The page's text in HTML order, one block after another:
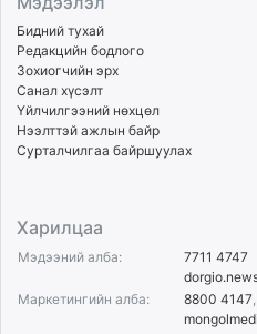
Бидний тухай
Редакцийн бодлого
Зохиогчийн эрх
Санал хүсэлт
Үйлчилгээний нөхцөл
Нээлттэй ажлын байр
Сурталчилгаа байршуулах
Харилцаа
Мэдээний алба:
7711 4747
Маркетингийн алба:
8800 4147,